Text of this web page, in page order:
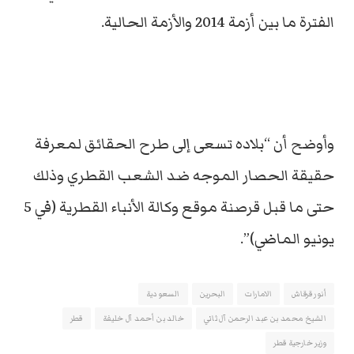
الفترة ما بين أزمة 2014 والأزمة الحالية.
وأوضح أن “بلاده تسعى إلى طرح الحقائق لمعرفة
حقيقة الحصار الموجه ضد الشعب القطري وذلك
حتى ما قبل قرصنة موقع وكالة الأنباء القطرية (في 5
يونيو الماضي)”.
أنور قرقاش الامارات البحرين
السعودية
الشيخ محمد بن عبد الرحمن آل ثاني
خالد بن أحمد آل خليفة
قطر
وزير خارجية قطر